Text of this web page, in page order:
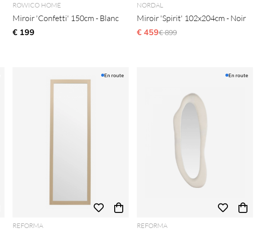
ROWICO HOME
Miroir 'Confetti' 150cm - Blanc
€ 199
NORDAL
Miroir 'Spirit' 102x204cm - Noir
€ 459Prix régulier:
€ 899
En route
REFORMA
En route
REFORMA